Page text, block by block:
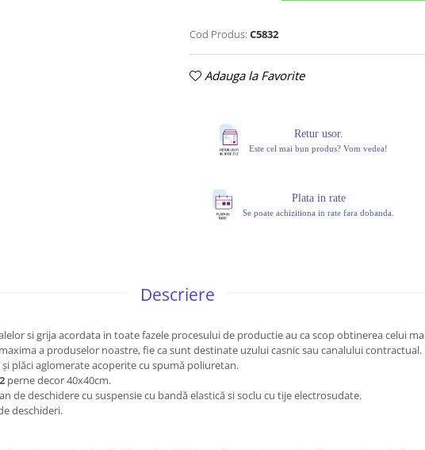
Cod Produs: C5832
Adauga la Favorite
Retur usor.
Este cel mai bun produs? Vom vedea!
Plata in rate
Se poate achizitiona in rate fara dobanda.
Descriere
si grija acordata in toate fazele procesului de productie au ca scop obtinerea celui
a produselor noastre, fie ca sunt destinate uzului casnic sau canalului contractual.
plăci aglomerate acoperite cu spumă poliuretan.
perne decor 40x40cm.
de deschidere cu suspensie cu bandă elastică si soclu cu tije electrosudate.
deschideri.